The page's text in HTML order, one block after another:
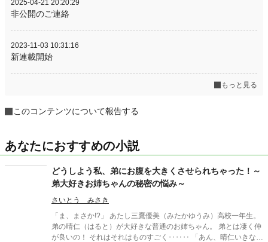
2025-04-21 20:20:29
非公開のご連絡
2023-11-03 10:31:16
新連載開始
もっと見る
このコンテンツについて報告する
あなたにおすすめの小説
どうしよう私、弟にお腹を大きくさせられちゃった！～
弟大好きお姉ちゃんの秘密の悩み～
さいとう みさき
「ま、まさか!?」 あたし三鷹優美（みたかゆうみ）高校一年生。
弟の晴仁（はると）が大好きな普通のお姉ちゃん。 弟とは凄く仲
が良いの！ それはそれはものすごく‥‥‥ 「あん、晴仁いきなり